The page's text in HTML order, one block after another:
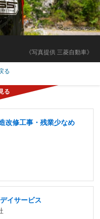
《写真提供 三菱自動車》
る
改修工事・残業少なめ
イサービス